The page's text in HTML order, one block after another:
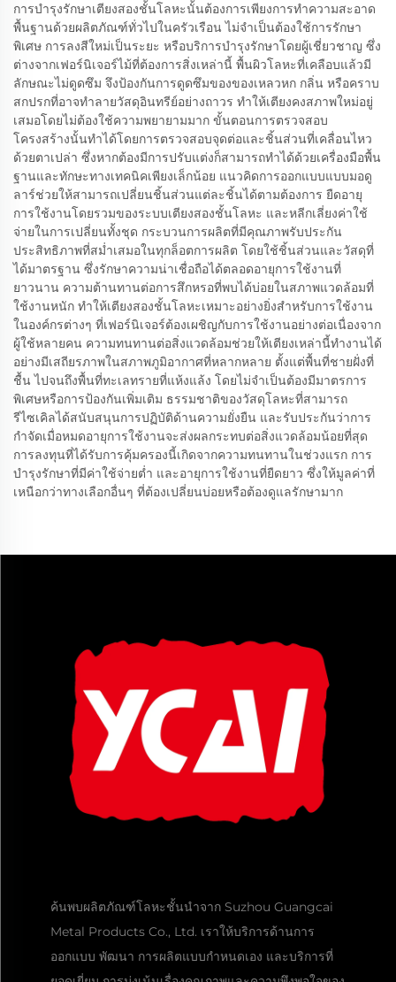
การบำรุงรักษาเตียงสองชั้นโลหะนั้นต้องการเพียงการทำความสะอาด
พื้นฐานด้วยผลิตภัณฑ์ทั่วไปในครัวเรือน ไม่จำเป็นต้องใช้การรักษา
พิเศษ การลงสีใหม่เป็นระยะ หรือบริการบำรุงรักษาโดยผู้เชี่ยวชาญ ซึ่ง
ต่างจากเฟอร์นิเจอร์ไม้ที่ต้องการสิ่งเหล่านี้ พื้นผิวโลหะที่เคลือบแล้วมี
ลักษณะไม่ดูดซึม จึงป้องกันการดูดซึมของของเหลวหก กลิ่น หรือคราบ
สกปรกที่อาจทำลายวัสดุอินทรีย์อย่างถาวร ทำให้เตียงคงสภาพใหม่อยู่
เสมอโดยไม่ต้องใช้ความพยายามมาก ขั้นตอนการตรวจสอบ
โครงสร้างนั้นทำได้โดยการตรวจสอบจุดต่อและชิ้นส่วนที่เคลื่อนไหว
ด้วยตาเปล่า ซึ่งหากต้องมีการปรับแต่งก็สามารถทำได้ด้วยเครื่องมือพื้น
ฐานและทักษะทางเทคนิคเพียงเล็กน้อย แนวคิดการออกแบบแบบมอดู
ลาร์ช่วยให้สามารถเปลี่ยนชิ้นส่วนแต่ละชิ้นได้ตามต้องการ ยืดอายุ
การใช้งานโดยรวมของระบบเตียงสองชั้นโลหะ และหลีกเลี่ยงค่าใช้
จ่ายในการเปลี่ยนทั้งชุด กระบวนการผลิตที่มีคุณภาพรับประกัน
ประสิทธิภาพที่สม่ำเสมอในทุกล็อตการผลิต โดยใช้ชิ้นส่วนและวัสดุที่
ได้มาตรฐาน ซึ่งรักษาความน่าเชื่อถือได้ตลอดอายุการใช้งานที่
ยาวนาน ความต้านทานต่อการสึกหรอที่พบได้บ่อยในสภาพแวดล้อมที่
ใช้งานหนัก ทำให้เตียงสองชั้นโลหะเหมาะอย่างยิ่งสำหรับการใช้งาน
ในองค์กรต่างๆ ที่เฟอร์นิเจอร์ต้องเผชิญกับการใช้งานอย่างต่อเนื่องจาก
ผู้ใช้หลายคน ความทนทานต่อสิ่งแวดล้อมช่วยให้เตียงเหล่านี้ทำงานได้
อย่างมีเสถียรภาพในสภาพภูมิอากาศที่หลากหลาย ตั้งแต่พื้นที่ชายฝั่งที่
ชื้น ไปจนถึงพื้นที่ทะเลทรายที่แห้งแล้ง โดยไม่จำเป็นต้องมีมาตรการ
พิเศษหรือการป้องกันเพิ่มเติม ธรรมชาติของวัสดุโลหะที่สามารถ
รีไซเคิลได้สนับสนุนการปฏิบัติด้านความยั่งยืน และรับประกันว่าการ
กำจัดเมื่อหมดอายุการใช้งานจะส่งผลกระทบต่อสิ่งแวดล้อมน้อยที่สุด
การลงทุนที่ได้รับการคุ้มครองนี้เกิดจากความทนทานในช่วงแรก การ
บำรุงรักษาที่มีค่าใช้จ่ายต่ำ และอายุการใช้งานที่ยืดยาว ซึ่งให้มูลค่าที่
เหนือกว่าทางเลือกอื่นๆ ที่ต้องเปลี่ยนบ่อยหรือต้องดูแลรักษามาก
ค้นพบผลิตภัณฑ์โลหะชั้นนำจาก Suzhou Guangcai
Metal Products Co., Ltd. เราให้บริการด้านการ
ออกแบบ พัฒนา การผลิตแบบกำหนดเอง และบริการที่